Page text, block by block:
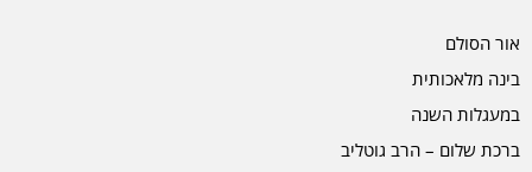
אור הסולם
בינה מלאכותית
במעגלות השנה
ברכת שלום – הרב גוטליב